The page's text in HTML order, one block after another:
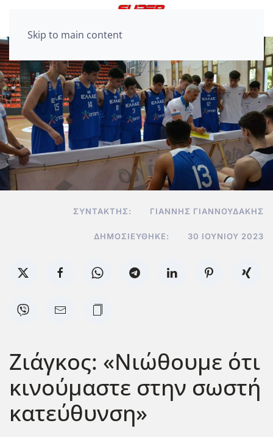
Skip to main content
ΣΥΝΤΆΚΤΗΣ: ΓΙΆΝΝΗΣ ΓΙΑΝΝΟΥΔΆΚΗΣ
ΔΗΜΟΣΙΕΎΘΗΚΕ: 30 ΙΟΥΝΊΟΥ 2023
Ζιάγκος: «Νιώθουμε ότι
κινούμαστε στην σωστή
κατεύθυνση»